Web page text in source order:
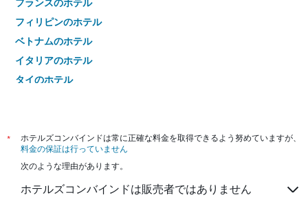
フィリピンのホテル
ベトナムのホテル
イタリアのホテル
タイのホテル
*
ホテルズコンバインドは常に正確な料金を取得できるよう努めていますが、
料金の保証は行っていません
次のような理由があります。
ホテルズコンバインドは販売者ではありません